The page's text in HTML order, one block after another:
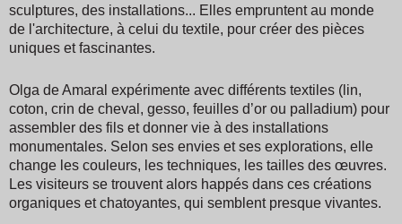
sculptures, des installations... Elles empruntent au monde
de l'architecture, à celui du textile, pour créer des pièces
uniques et fascinantes.
Olga de Amaral expérimente avec différents textiles (lin,
coton, crin de cheval, gesso, feuilles d’or ou palladium) pour
assembler des fils et donner vie à des installations
monumentales. Selon ses envies et ses explorations, elle
change les couleurs, les techniques, les tailles des œuvres.
Les visiteurs se trouvent alors happés dans ces créations
organiques et chatoyantes, qui semblent presque vivantes.